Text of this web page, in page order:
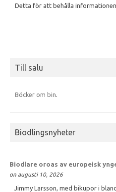
Detta för att behålla
Till salu
Böcker om bin.
Biodlingsnyheter
Biodlare oroas av europeisk
on augusti 10, 2026
Jimmy Larsson, med bikupor i